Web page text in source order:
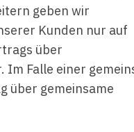
geben wir
Kunden nur auf
über
Falle einer
über gemeinsame